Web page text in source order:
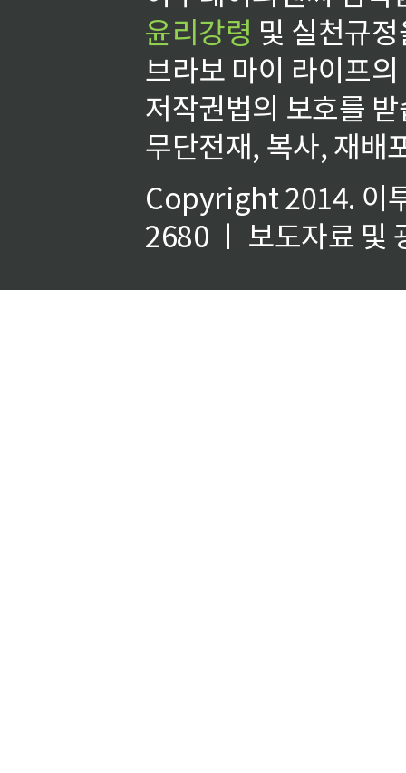
윤리강령 및 실천규
브라보 마이 라이프
저작권법의 보호를
무단전재, 복사, 재배
Copyright 2014. 이
2680 ㅣ 보도자료